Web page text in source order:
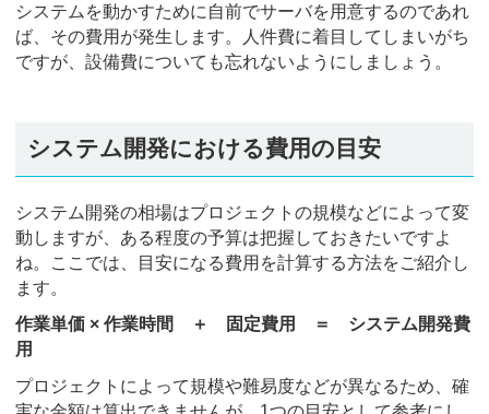
システムを動かすために自前でサーバを用意するのであれ
ば、その費用が発生します。人件費に着目してしまいがち
ですが、設備費についても忘れないようにしましょう。
システム開発における費用の目安
システム開発の相場はプロジェクトの規模などによって変
動しますが、ある程度の予算は把握しておきたいですよ
ね。ここでは、目安になる費用を計算する方法をご紹介し
ます。
作業単価 × 作業時間 ＋ 固定費用 ＝ システム開発費
用
プロジェクトによって規模や難易度などが異なるため、確